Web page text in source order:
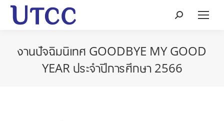
Search:
งานปัจฉิมนิเทศ GOODBYE MY GOOD
YEAR ประจำปีการศึกษา 2566